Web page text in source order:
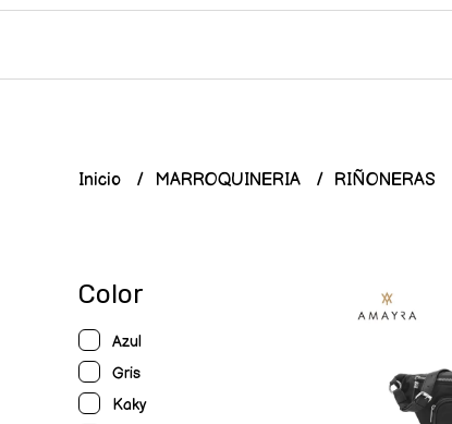
Inicio MARROQUINERIA RIÑONERAS
Color
Azul
Gris
Kaky